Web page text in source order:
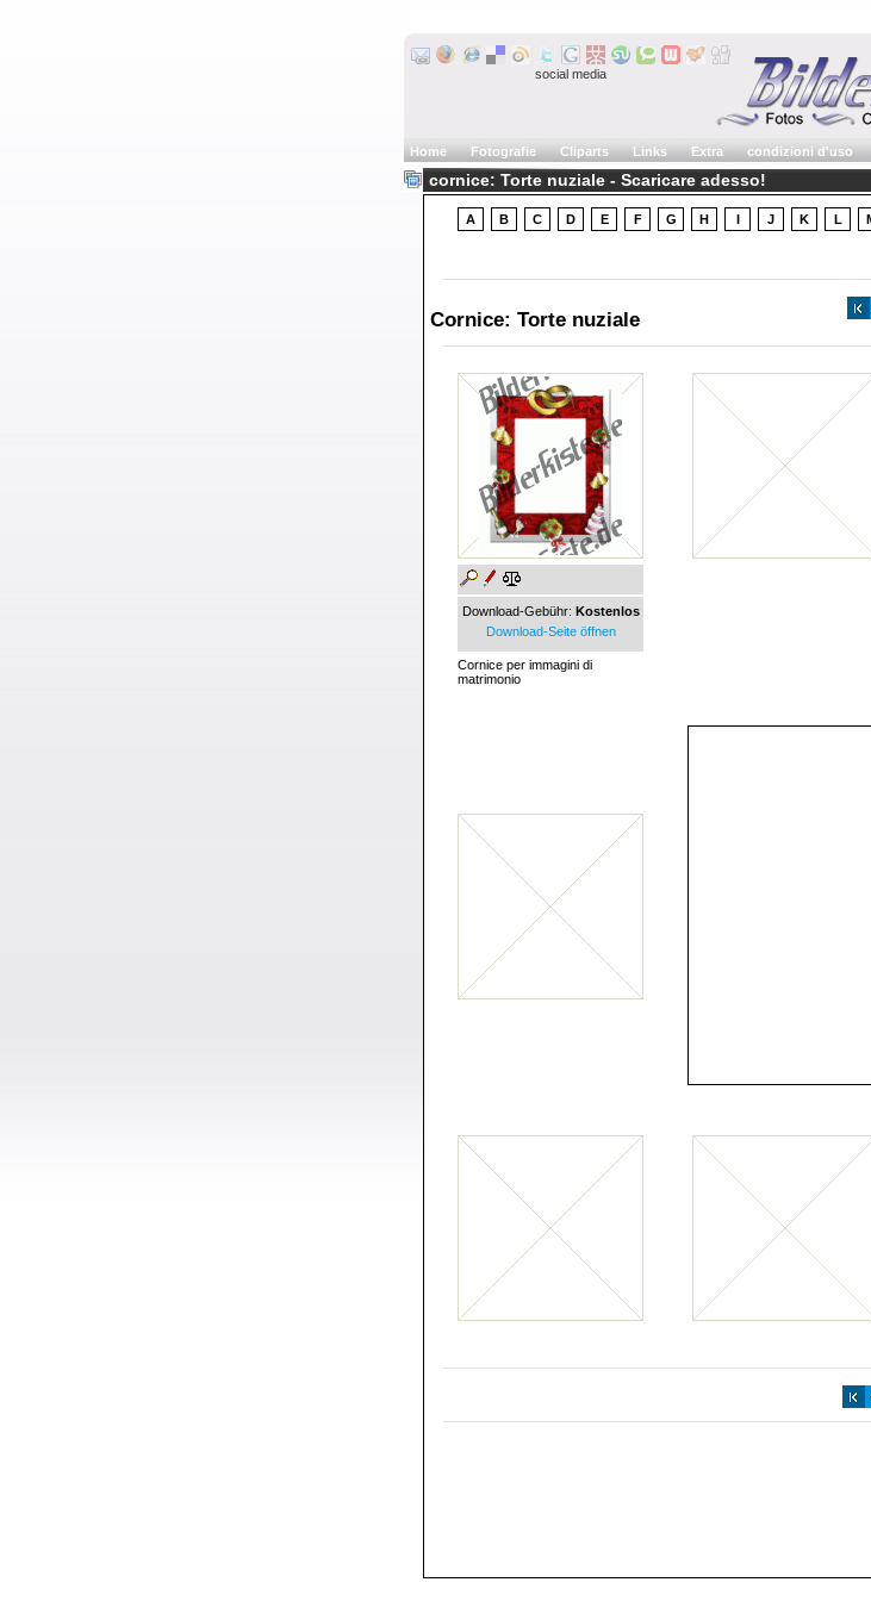
social media
Home Fotografie Cliparts Links Extra condizioni d'uso
cornice: Torte nuziale - Scaricare adesso!
A B C D E F G H I J K L
Cornice: Torte nuziale
Download-Gebühr: Kostenlos
Download-Seite öffnen
Cornice per immagini di
matrimonio